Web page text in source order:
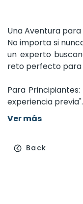
UnaAventura para
Noimporta si
un experto
reto perfecto para
Para Principiantes:
experiencia previa".
Ver más
Back